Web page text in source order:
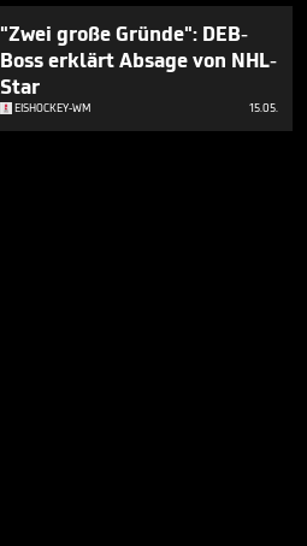
"Zwei große Gründe": DEB-
Boss erklärt Absage von NHL-
Star
EISHOCKEY-WM 15.05.